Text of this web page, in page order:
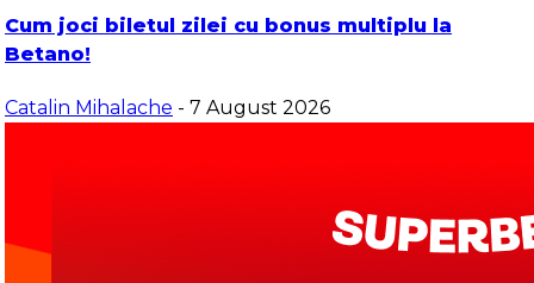
Cum joci biletul zilei cu bonus multiplu la
Betano!
Catalin Mihalache - 7 August 2026